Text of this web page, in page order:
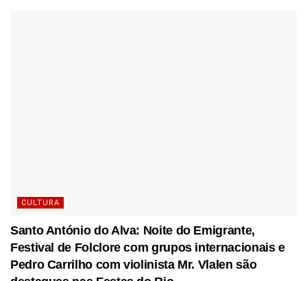
CULTURA
Santo António do Alva: Noite do Emigrante,
Festival de Folclore com grupos internacionais e
Pedro Carrilho com violinista Mr. Vlalen são